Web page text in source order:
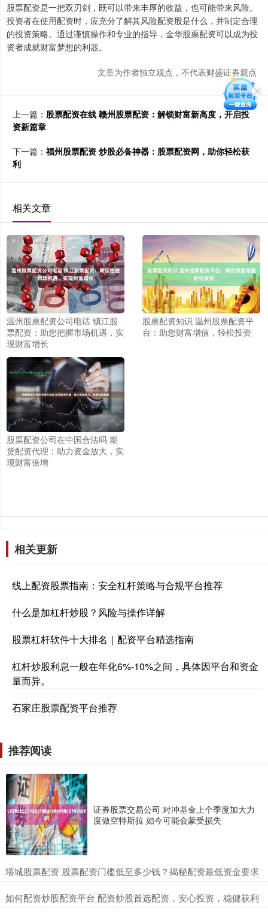
股票配资是一把双刃剑，既可以带来丰厚的收益，也可能带来风险。
投资者在使用配资时，应充分了解其风险配资股是什么，并制定合理
的投资策略。通过谨慎操作和专业的指导，金华股票配资可以成为投
资者成就财富梦想的利器。
文章为作者独立观点，不代表财盛证券观点
上一篇： 股票配资在线 赣州股票配资：解锁财富新高度，开启投
资新篇章
下一篇： 福州股票配资 炒股必备神器：股票配资网，助你轻松获
利
相关文章
温州股票配资公司电话 镇江股
票配资：助您把握市场机遇，实
现财富增长
股票配资知识 温州股票配资平
台：助您财富增值，轻松投资
股票配资公司在中国合法吗 期
货配资代理：助力资金放大，实
现财富倍增
相关更新
线上配资股票指南：安全杠杆策略与合规平台推荐
什么是加杠杆炒股？风险与操作详解
股票杠杆软件十大排名｜配资平台精选指南
杠杆炒股利息一般在年化6%-10%之间，具体因平台和资金
量而异。
石家庄股票配资平台推荐
推荐阅读
证券股票交易公司 对冲基金上个季度加大力
度做空特斯拉 如今可能会蒙受损失
​塔城股票配资 股票配资门槛低至多少钱？揭秘配资最低资金要求
​如何配资炒股配资平台 配资炒股首选配资，安心投资，稳健获利